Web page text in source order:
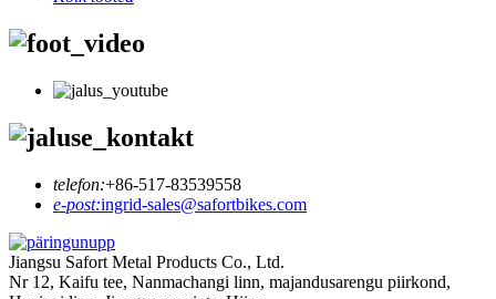
telefon:+86-517-83539558
e-post:ingrid-sales@safortbikes.com
Jiangsu Safort Metal Products Co., Ltd.
Nr 12, Kaifu tee, Nanmachangi linn, majandusarengu piirkond,